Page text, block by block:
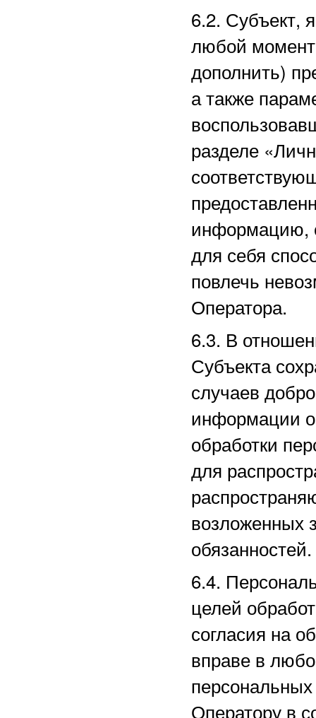
6.2. Субъект,
любой момент
дополнить)
а также
разделе
информацию,
для себя
повлечь
Оператора.
6.3. В
Субъекта
случаев
информации
обработки
для
возложенных
обязанностей.
6.4.
целей
согласия на
вправе в
Оператору в